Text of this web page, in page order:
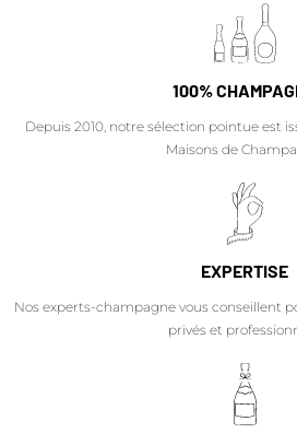
100%
Depuis 2010, notre sélection pointue est
Maisons de
EXPERTISE
Nos experts-champagne vous conseillent
privés et